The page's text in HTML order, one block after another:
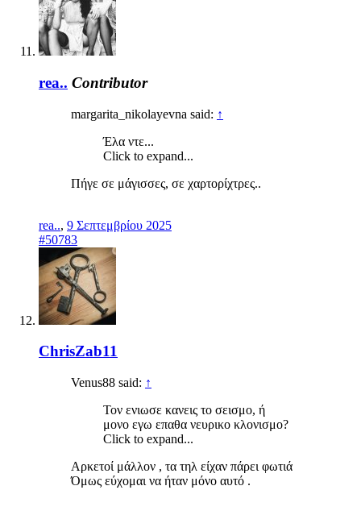
rea.. Contributor
margarita_nikolayevna said: ↑
Έλα ντε...
Click to expand...
Πήγε σε μάγισσες, σε χαρτορίχτρες..
rea.., 9 Σεπτεμβρίου 2025
#50783
ChrisZab11
Venus88 said: ↑
Τον ενιωσε κανεις το σεισμο, ή
μονο εγω επαθα νευρικο κλονισμο?
Click to expand...
Αρκετοί μάλλον , τα τηλ είχαν πάρει φωτιά
Όμως εύχομαι να ήταν μόνο αυτό .